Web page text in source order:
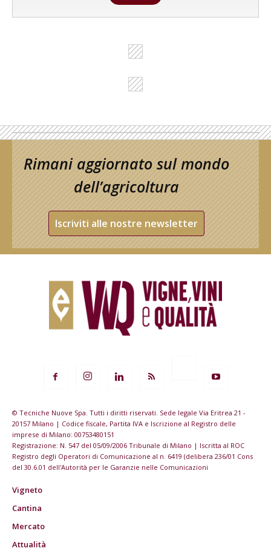
Rimani aggiornato sul mondo
dell’agricoltura
Iscriviti alle nostre newsletter
© Tecniche Nuove Spa. Tutti i diritti riservati. Sede legale Via Eritrea 21 -
20157 Milano | Codice fiscale, Partita IVA e Iscrizione al Registro delle
imprese di Milano: 00753480151
Registrazione: N. 547 del 05/09/2006 Tribunale di Milano | Iscritta al ROC
Registro degli Operatori di Comunicazione al n. 6419 (delibera 236/01 Cons
del 30.6.01 dell'Autorità per le Garanzie nelle Comunicazioni
Vigneto
Cantina
Mercato
Attualità